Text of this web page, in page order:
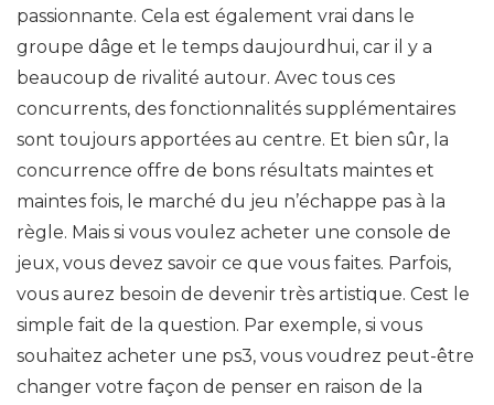
passionnante. Cela est également vrai dans le
groupe dâge et le temps daujourdhui, car il y a
beaucoup de rivalité autour. Avec tous ces
concurrents, des fonctionnalités supplémentaires
sont toujours apportées au centre. Et bien sûr, la
concurrence offre de bons résultats maintes et
maintes fois, le marché du jeu n’échappe pas à la
règle. Mais si vous voulez acheter une console de
jeux, vous devez savoir ce que vous faites. Parfois,
vous aurez besoin de devenir très artistique. Cest le
simple fait de la question. Par exemple, si vous
souhaitez acheter une ps3, vous voudrez peut-être
changer votre façon de penser en raison de la